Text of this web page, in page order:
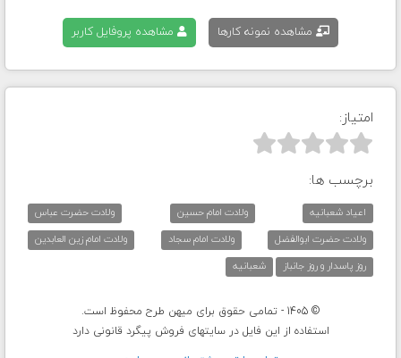
مشاهده نمونه کارها مشاهده پروفایل کاربر
امتیاز:



برچسب ها:
اعیاد شعبانیه ولادت امام حسین
ولادت حضرت عباس
ولادت حضرت ابوالفضل
ولادت امام سجاد
ولادت امام زین العابدین
روز پاسدار و روز جانباز
شعبانیه
© 1405 - تمامی حقوق برای میهن طرح محفوظ است.
استفاده از این فایل در سایتهای فروش پیگرد قانونی دارد